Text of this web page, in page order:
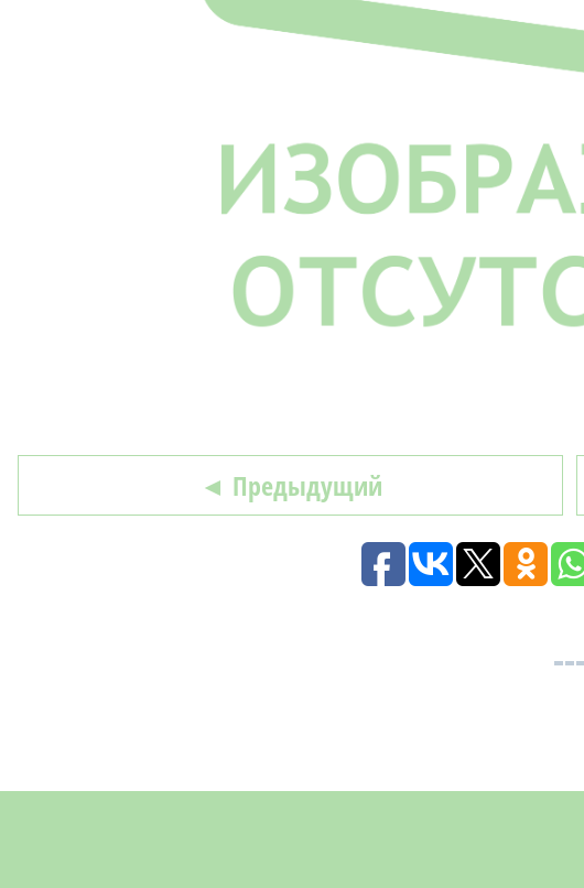
◄ Предыдущий